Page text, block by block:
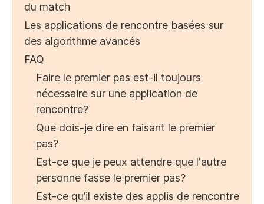
du match
Les applications de rencontre basées sur
des algorithme avancés
FAQ
Faire le premier pas est-il toujours
nécessaire sur une application de
rencontre?
Que dois-je dire en faisant le premier
pas?
Est-ce que je peux attendre que l'autre
personne fasse le premier pas?
Est-ce qu’il existe des applis de rencontre